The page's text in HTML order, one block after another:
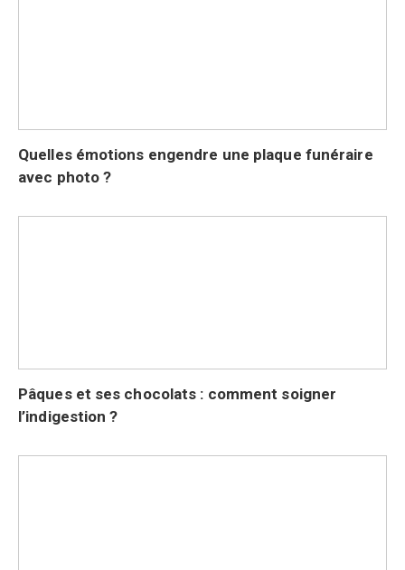
Quelles émotions engendre une plaque funéraire
avec photo ?
Pâques et ses chocolats : comment soigner
l’indigestion ?